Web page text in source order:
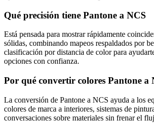
Qué precisión tiene Pantone a NCS
Está pensada para mostrar rápidamente
sólidas, combinando mapeos respaldados por
clasificación por distancia de color para
opciones con confianza.
Por qué convertir colores Pantone a
La conversión de Pantone a NCS ayuda a los
colores de marca a interiores, sistemas de
conversaciones sobre materiales sin frenar el